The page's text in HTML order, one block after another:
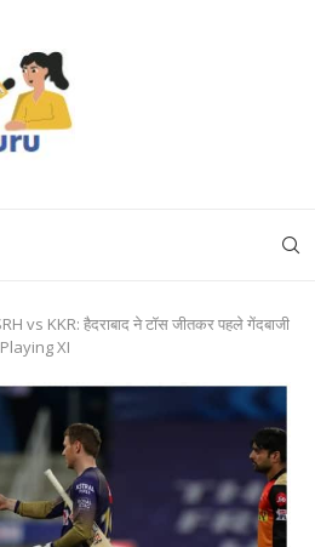
vs KKR: हैदराबाद ने टॉस जीतकर पहले गेंदबाजी
Playing XI